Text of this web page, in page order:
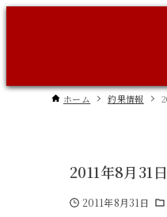
ホーム 釣果情報
2011年8月31
2011年8月31日